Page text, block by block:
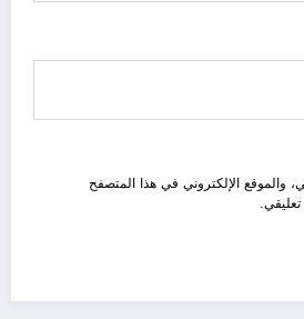
والموقع الإلكتروني في هذا المتصفح